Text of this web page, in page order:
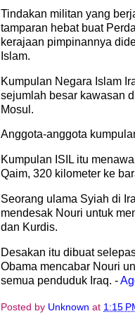
Tindakan militan yang
tamparan hebat buat
kerajaan pimpinannya
Islam.
Kumpulan Negara Islam
sejumlah besar kawasan
Mosul.
Anggota-anggota
Kumpulan ISIL itu
Qaim, 320 kilometer ke
Seorang ulama Syiah di
mendesak Nouri untuk
dan Kurdis.
Desakan itu dibuat
Obama mencabar Nouri
semua penduduk Iraq. -
Posted by Unknown at 1:15